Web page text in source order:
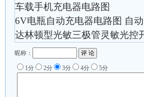
车载手机充电器电路图
6V电瓶自动充电器电路图 自
达林顿型光敏三极管灵敏光控
昵称：
1分 2分 3分 4分 5分